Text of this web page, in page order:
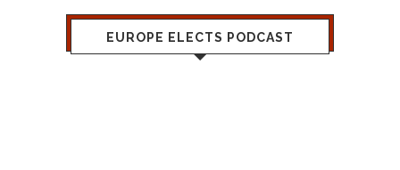
EUROPE ELECTS PODCAST